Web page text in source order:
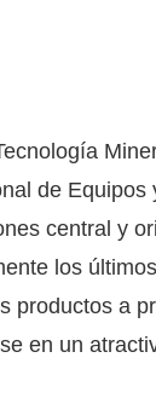
de Equipos
central y
los últimos
productos a
en un